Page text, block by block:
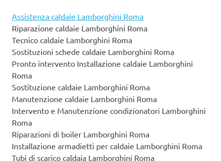
Assistenza caldaie Lamborghini Roma
Riparazione caldaie Lamborghini Roma
Tecnico caldaie Lamborghini Roma
Sostituzioni schede caldaie Lamborghini Roma
Pronto intervento Installazione caldaie Lamborghini
Roma
Sostituzione caldaie Lamborghini Roma
Manutenzione caldaie Lamborghini Roma
Intervento e Manutenzione condizionatori Lamborghini
Roma
Riparazioni di boiler Lamborghini Roma
Installazione armadietti per caldaie Lamborghini Roma
Tubi di scarico caldaia Lamborghini Roma